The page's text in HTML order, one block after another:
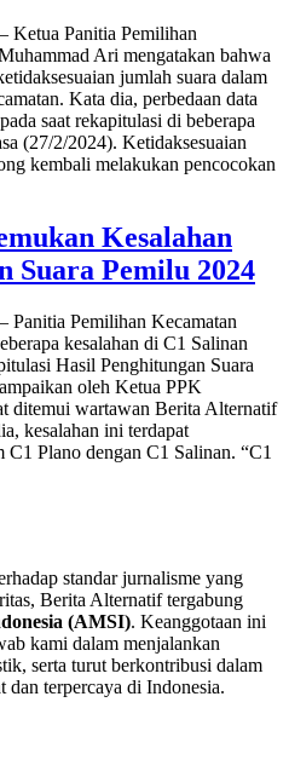
Panitia Pemilihan
Ari mengatakan bahwa
jumlah suara dalam
Kata dia, perbedaan data
saat rekapitulasi di beberapa
(27/2/2024). Ketidaksesuaian
kembali melakukan pencocokan
Kesalahan
Suara Pemilu 2024
Pemilihan Kecamatan
kesalahan di C1 Salinan
Hasil Penghitungan Suara
oleh Ketua PPK
ditemui wartawan Berita Alternatif
kesalahan ini terdapat
C1 Plano dengan C1 Salinan. “C1
standar jurnalisme yang
Berita Alternatif tergabung
(AMSI). Keanggotaan ini
kami dalam menjalankan
serta turut berkontribusi dalam
dan terpercaya di Indonesia.